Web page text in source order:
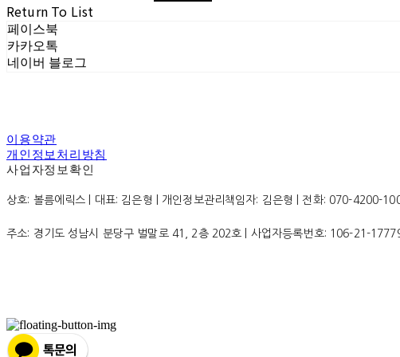
Return To List
페이스북
카카오톡
네이버 블로그
이용약관
개인정보처리방침
사업자정보확인
상호: 볼름에릭스 | 대표: 김은형 | 개인정보관리책임자: 김은형 | 전화: 070-4200-
주소: 경기도 성남시 분당구 벌말로 41, 2층 202호 | 사업자등록번호: 106-21-